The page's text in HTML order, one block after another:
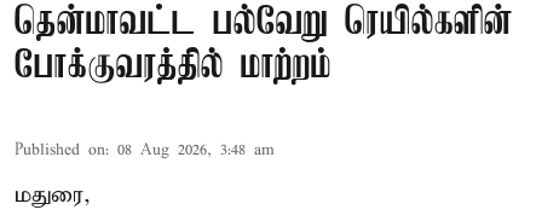
தென்மாவட்ட பல்வேறு ரெயில்களின்
போக்குவரத்தில் மாற்றம்
Published on: 08 Aug 2026, 3:48 am
மதுரை,